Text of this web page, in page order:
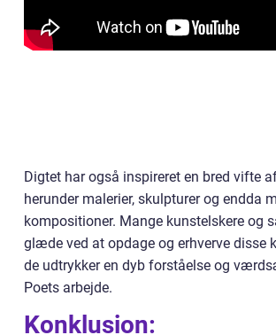
Digtet har også inspireret en bred vifte
herunder malerier, skulpturer og endda
kompositioner. Mange kunstelskere og
glæde ved at opdage og erhverve disse
de udtrykker en dyb forståelse og
Poets arbejde.
Konklusion: